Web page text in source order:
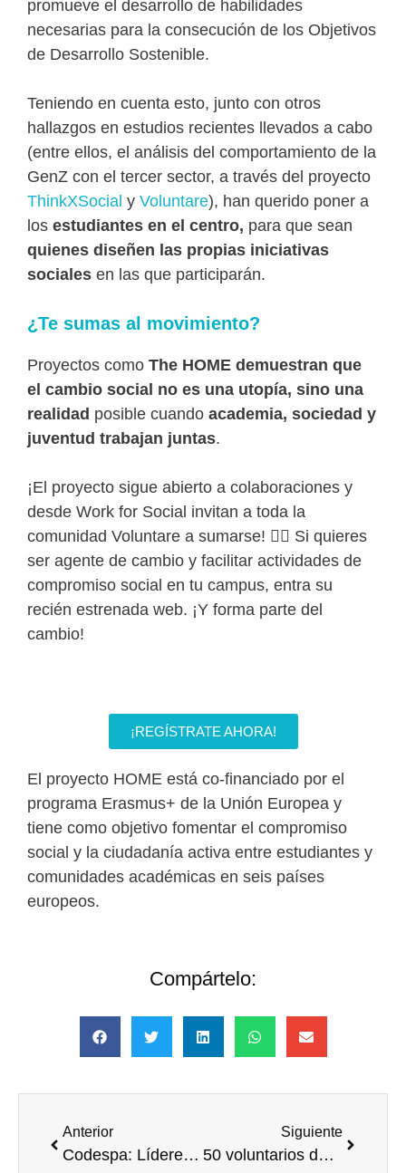
promueve el desarrollo de habilidades
necesarias para la consecución de los Objetivos
de Desarrollo Sostenible.
Teniendo en cuenta esto, junto con otros
hallazgos en estudios recientes llevados a cabo
(entre ellos, el análisis del comportamiento de la
GenZ con el tercer sector, a través del proyecto
ThinkXSocial y Voluntare), han querido poner a
los estudiantes en el centro, para que sean
quienes diseñen las propias iniciativas
sociales en las que participarán.
¿Te sumas al movimiento?
Proyectos como The HOME demuestran que
el cambio social no es una utopía, sino una
realidad posible cuando academia, sociedad y
juventud trabajan juntas.
¡El proyecto sigue abierto a colaboraciones y
desde Work for Social invitan a toda la
comunidad Voluntare a sumarse! 👉🏼 Si quieres
ser agente de cambio y facilitar actividades de
compromiso social en tu campus, entra su
recién estrenada web. ¡Y forma parte del
cambio!
¡REGÍSTRATE AHORA!
El proyecto HOME está co-financiado por el
programa Erasmus+ de la Unión Europea y
tiene como objetivo fomentar el compromiso
social y la ciudadanía activa entre estudiantes y
comunidades académicas en seis países
europeos.
Compártelo:
Anterior
Codespa: Líderes indígenas de Ecuador visitan iniciativas sostenibles en España
Siguiente
50 voluntarios de Campofrío comparten jornada de voluntariado corporativo junto a personas mayores